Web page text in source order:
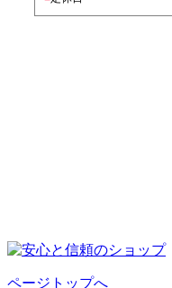
ページトップへ